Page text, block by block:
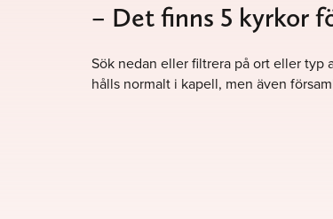
– Det finns 5 kyrkor
Sök nedan eller filtrera på ort eller typ
hålls normalt i kapell, men även